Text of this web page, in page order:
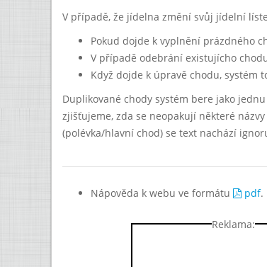
V případě, že jídelna změní svůj jídelní
Pokud dojde k vyplnění prázdného
V případě odebrání existujícho
Když dojde k úpravě chodu, systém
Duplikované chody systém bere jako
zjišťujeme, zda se neopakují některé
(polévka/hlavní chod) se text nachází
Nápověda k webu ve formátu pdf.
Reklama: